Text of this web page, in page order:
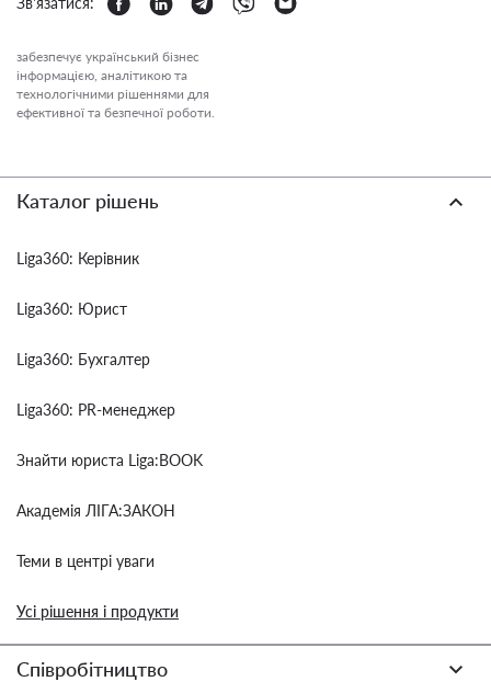
забезпечує український бізнес
інформацією, аналітикою та
технологічними рішеннями для
ефективної та безпечної роботи.
Каталог рішень
Liga360: Керівник
Liga360: Юрист
Liga360: Бухгалтер
Liga360: PR-менеджер
Знайти юриста Liga:BOOK
Академія ЛІГА:ЗАКОН
Теми в центрі уваги
Усі рішення і продукти
Співробітництво